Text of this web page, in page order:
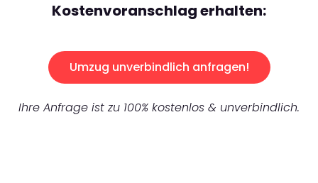
Kostenvoranschlag erhalten:
Umzug unverbindlich anfragen!
Ihre Anfrage ist zu 100% kostenlos & unverbindlich.